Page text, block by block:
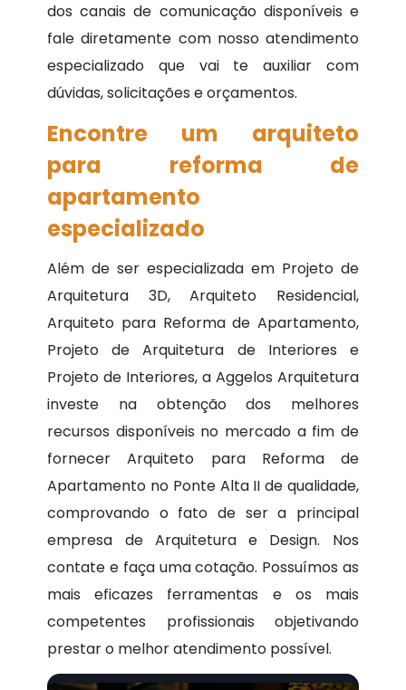
dos canais de comunicação disponíveis e
fale diretamente com nosso atendimento
especializado que vai te auxiliar com
dúvidas, solicitações e orçamentos.
Encontre um arquiteto
para reforma de
apartamento
especializado
Além de ser especializada em Projeto de
Arquitetura 3D, Arquiteto Residencial,
Arquiteto para Reforma de Apartamento,
Projeto de Arquitetura de Interiores e
Projeto de Interiores, a Aggelos Arquitetura
investe na obtenção dos melhores
recursos disponíveis no mercado a fim de
fornecer Arquiteto para Reforma de
Apartamento no Ponte Alta II de qualidade,
comprovando o fato de ser a principal
empresa de Arquitetura e Design. Nos
contate e faça uma cotação. Possuímos as
mais eficazes ferramentas e os mais
competentes profissionais objetivando
prestar o melhor atendimento possível.